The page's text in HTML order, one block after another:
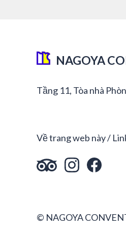
NAGOYA
Tầng 11, Tòa nhà
Về trang web này
© NAGOYA